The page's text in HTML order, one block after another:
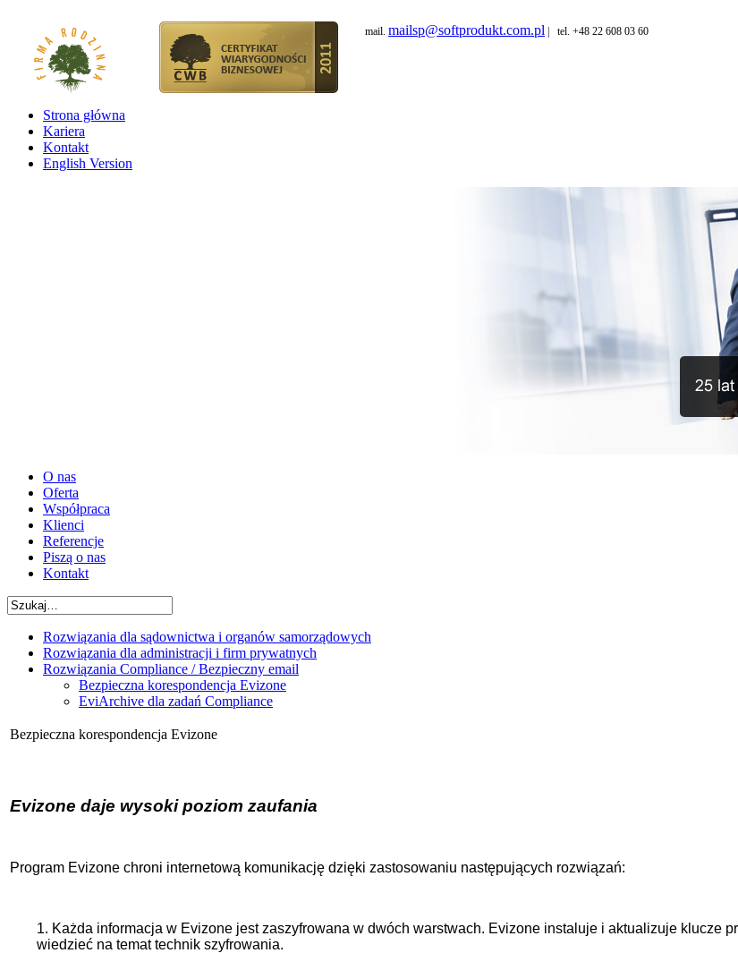
mail. mailsp@softprodukt.com.pl | tel. +48 22 608 03 60
Strona główna
Kariera
Kontakt
English Version
O nas
Oferta
Współpraca
Klienci
Referencje
Piszą o nas
Kontakt
Rozwiązania dla sądownictwa i organów samorządowych
Rozwiązania dla administracji i firm prywatnych
Rozwiązania Compliance / Bezpieczny email
Bezpieczna korespondencja Evizone
EviArchive dla zadań Compliance
Bezpieczna korespondencja Evizone
Evizone daje wysoki poziom zaufania
Program Evizone chroni internetową komunikację dzięki zastosowaniu następujących rozwiązań:
1. Każda informacja w Evizone jest zaszyfrowana w dwóch warstwach. Evizone instaluje i aktualizuje klucze
wiedzieć na temat technik szyfrowania.